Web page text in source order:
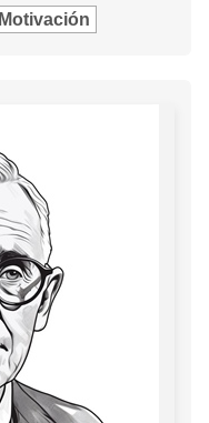
Motivación